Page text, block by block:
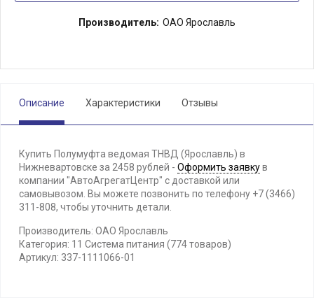
Производитель: ОАО Ярославль
Описание Характеристики Отзывы
Купить Полумуфта ведомая ТНВД (Ярославль) в
Нижневартовске за 2458 рублей - Оформить заявкув
компании "АвтоАгрегатЦентр" с доставкой или
самовывозом. Вы можете позвонить по телефону +7 (3466)
311-808, чтобы уточнить детали.
Производитель: ОАО Ярославль
Категория: 11 Система питания (774 товаров)
Артикул: 337-1111066-01